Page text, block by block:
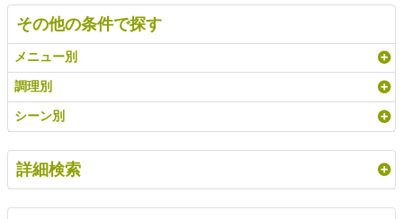
その他の条件で探す
メニュー別
調理別
シーン別
詳細検索